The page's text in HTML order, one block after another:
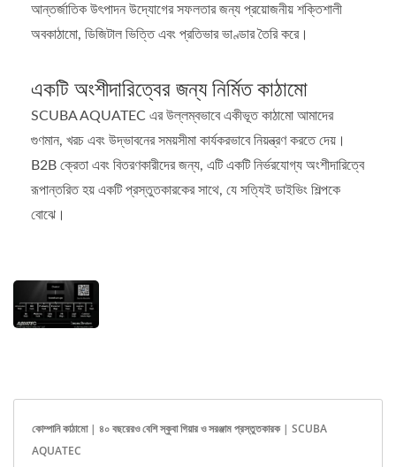
আন্তর্জাতিক উৎপাদন উদ্যোগের সফলতার জন্য প্রয়োজনীয় শক্তিশালী
অবকাঠামো, ডিজিটাল ভিত্তি এবং প্রতিভার ভাণ্ডার তৈরি করে।
একটি অংশীদারিত্বের জন্য নির্মিত কাঠামো
SCUBA AQUATEC এর উল্লম্বভাবে একীভূত কাঠামো আমাদের
গুণমান, খরচ এবং উদ্ভাবনের সময়সীমা কার্যকরভাবে নিয়ন্ত্রণ করতে দেয়।
B2B ক্রেতা এবং বিতরণকারীদের জন্য, এটি একটি নির্ভরযোগ্য অংশীদারিত্বে
রূপান্তরিত হয় একটি প্রস্তুতকারকের সাথে, যে সত্যিই ডাইভিং শিল্পকে
বোঝে।
কোম্পানি কাঠামো | ৪০ বছরেরও বেশি স্কুবা গিয়ার ও সরঞ্জাম প্রস্তুতকারক | SCUBA
AQUATEC